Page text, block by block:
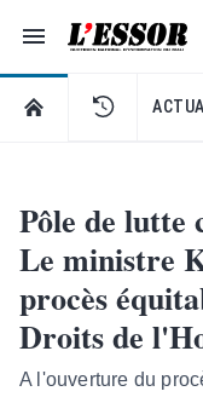
Navigation
L'Essor -
RETOUR À LA PAGE
Pôle de
Le ministre
procès
Droits de
A l'ouverture du